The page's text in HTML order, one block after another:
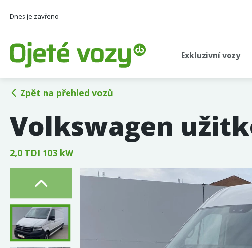
Dnes je zavřeno
Exkluzivní vozy
Zpět na přehled vozů
Volkswagen
2,0 TDI 103 kW